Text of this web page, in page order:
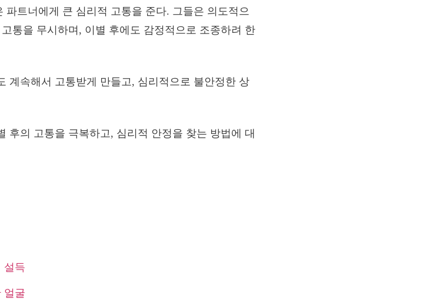
파트너에게 큰 심리적 고통을 준다. 그들은 의도적으
통을 무시하며, 이별 후에도 감정적으로 조종하려 한
계속해서 고통받게 만들고, 심리적으로 불안정한 상
후의 고통을 극복하고, 심리적 안정을 찾는 방법에 대
설득
얼굴